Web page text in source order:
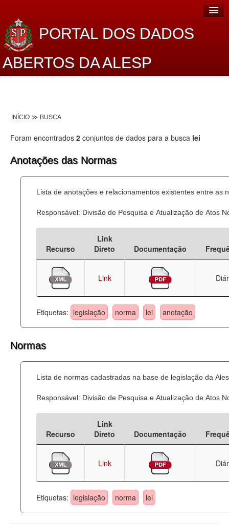
PORTAL DOS DADOS
ABERTOS DA ALESP
Lei de Acesso à Informação
Dados Governamentais Abertos
Processo Legislativo
Deputados Estaduais
Administração
Legislação
Perguntas frequentes
Contato
INÍCIO BUSCA
Foram encontrados 2 conjuntos de dados para a busca lei
Anotações das Normas
Lista de anotações e relacionamentos existentes entre as
Responsável: Divisão de Pesquisa e Atualização de Atos
Recurso
Link
Direto
Documentação
Link
Etiquetas: legislação norma lei anotação
Normas
Lista de normas cadastradas na base de legislação da
Responsável: Divisão de Pesquisa e Atualização de Atos
Recurso
Link
Direto
Documentação
Link
Etiquetas: legislação norma lei